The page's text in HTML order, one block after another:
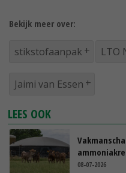
Bekijk meer over:
stikstofaanpak LTO
Jaimi van Essen
LEES OOK
08-07-2026